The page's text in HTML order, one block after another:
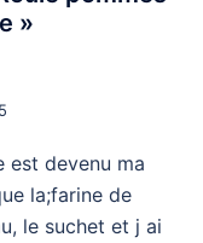
»
est devenu ma
la;farine de
le suchet et j ai